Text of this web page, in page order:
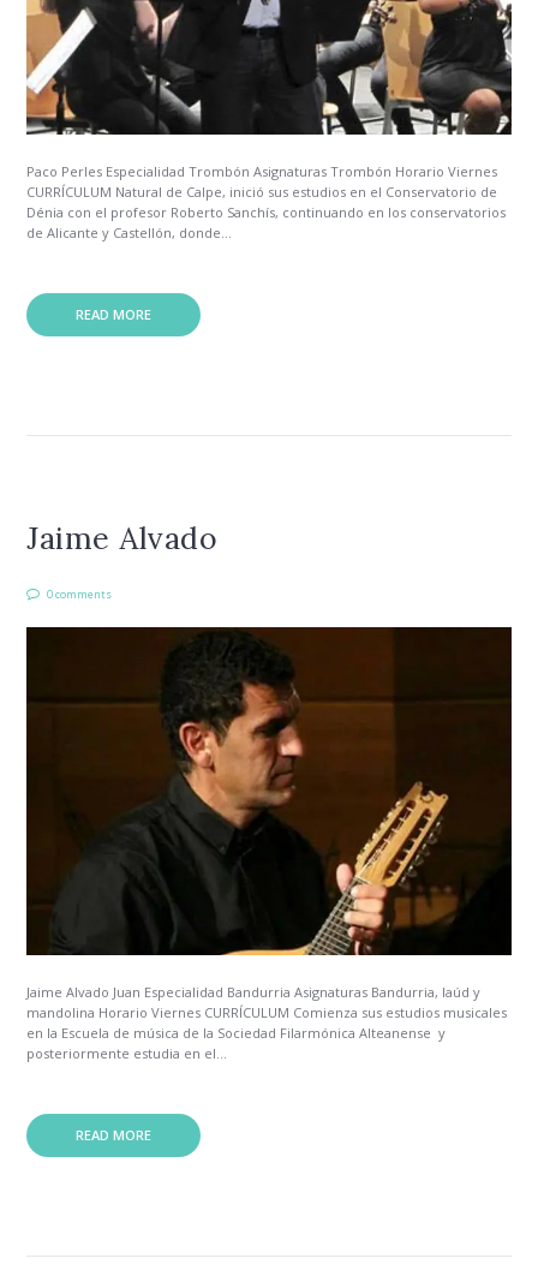
Paco Perles Especialidad Trombón Asignaturas Trombón Horario Viernes
CURRÍCULUM Natural de Calpe, inició sus estudios en el Conservatorio de
Dénia con el profesor Roberto Sanchís, continuando en los conservatorios
de Alicante y Castellón, donde...
READ MORE
Jaime Alvado
0 comments
Jaime Alvado Juan Especialidad Bandurria Asignaturas Bandurria, laúd y
mandolina Horario Viernes CURRÍCULUM Comienza sus estudios musicales
en la Escuela de música de la Sociedad Filarmónica Alteanense y
posteriormente estudia en el...
READ MORE